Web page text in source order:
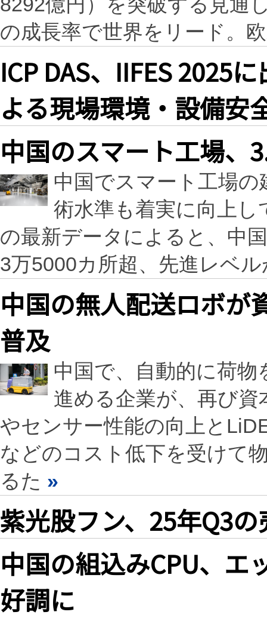
の成長率で世界をリード。
ICP DAS、IIFES 2025
よる現場環境・設備安
中国のスマート工場、
中国でスマート工場
術水準も着実に向上
の最新データによると、中
3万5000カ所超、先進レベ
中国の無人配送ロボが
普及
中国で、自動的に荷
進める企業が、再び
やセンサー性能の向上と
などのコスト低下を受けて
るた »
紫光股フン、25年Q3
中国の組込みCPU、エ
好調に